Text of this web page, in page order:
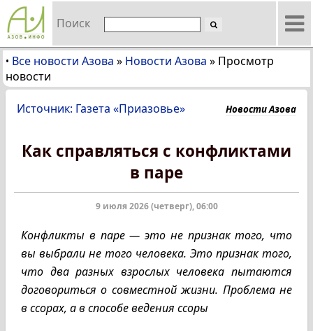
Поиск
• Все новости Азова » Новости Азова » Просмотр
новости
Источник: Газета «Приазовье» Новости Азова
Как справляться с конфликтами
в паре
9 июля 2026 (четверг), 06:00
Конфликты в паре — это не признак того, что
вы выбрали не того человека. Это признак того,
что два разных взрослых человека пытаются
договориться о совместной жизни. Проблема не
в ссорах, а в способе ведения ссоры